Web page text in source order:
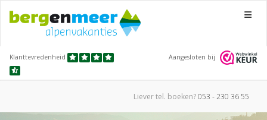
Menu
Klanttevredenheid Aangesloten bij
Liever tel. boeken?053 - 230 36 55